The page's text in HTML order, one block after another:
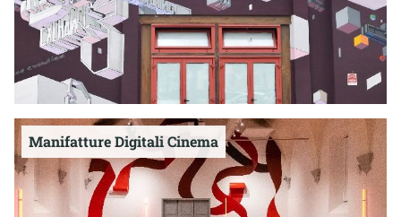
Manifatture Digitali Cinema